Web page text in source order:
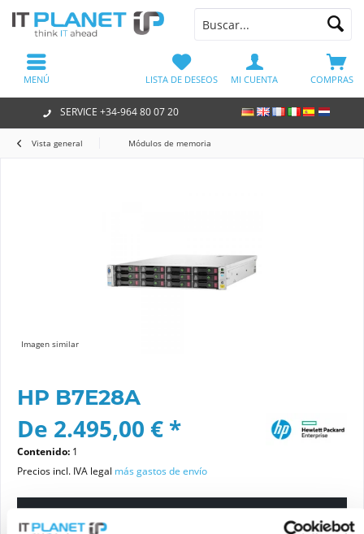
SERVICE +34-964 80 07 20
COMPRAS
LISTA DE DESEOS MI CUENTA
MENÚ
Vista general Módulos de memoria
Imagen similar
HP B7E28A
De 2.495,00 € *
Contenido: 1
Precios incl. IVA legal más gastos de envío
Por favor elige una variante